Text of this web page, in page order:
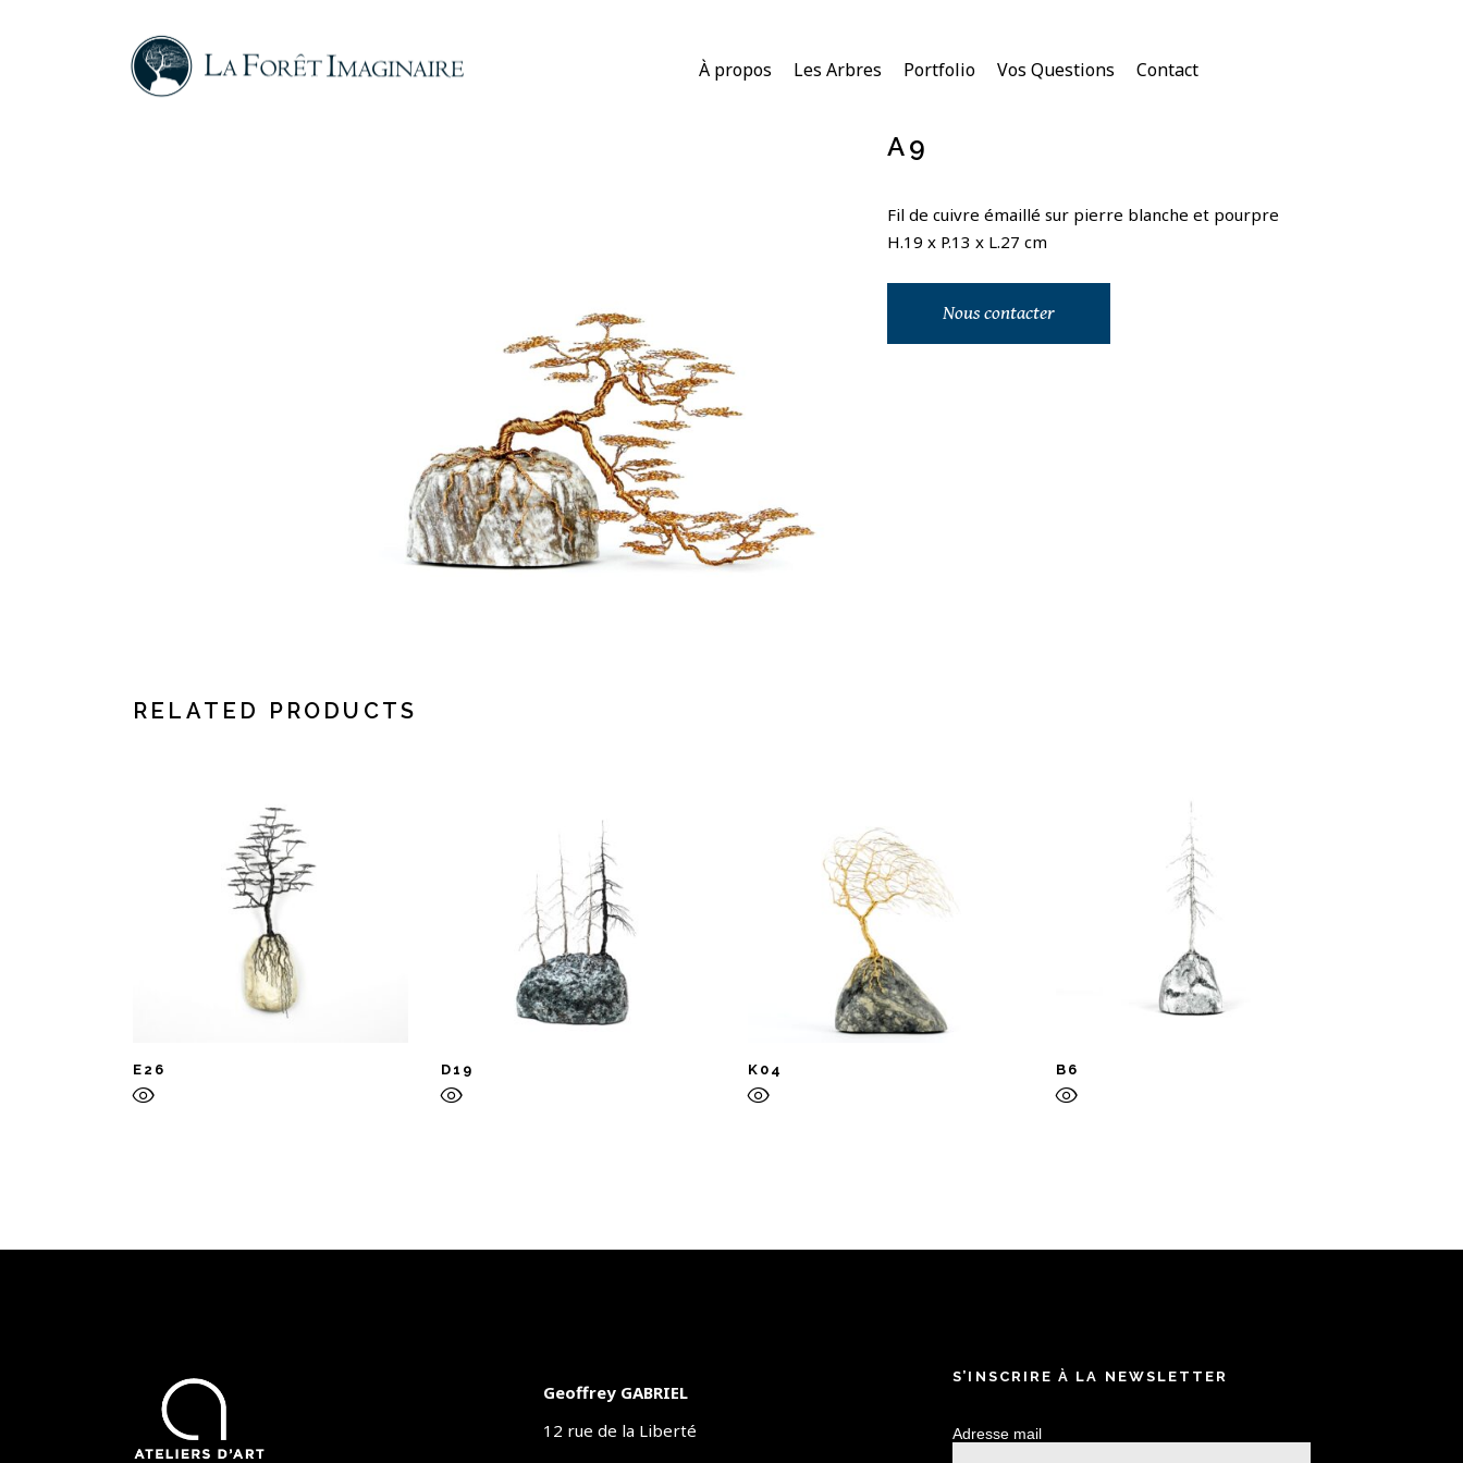
À propos Les Arbres Portfolio Vos Questions Contact
A9
Fil de cuivre émaillé sur pierre blanche et pourpre
H.19 x P.13 x L.27 cm
Nous contacter
RELATED PRODUCTS
E26 D19 K04 B6
Geoffrey GABRIEL
12 rue de la Liberté
S’INSCRIRE À LA NEWSLETTER
Adresse mail